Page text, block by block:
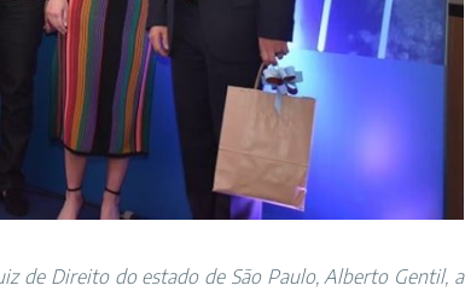
de Direito do estado de São Paulo, Alberto Gentil, a